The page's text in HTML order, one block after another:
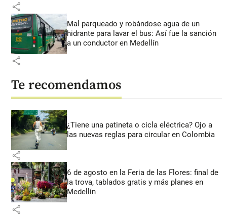
share
Mal parqueado y robándose agua de un
hidrante para lavar el bus: Así fue la sanción
a un conductor en Medellín
share
Te recomendamos
¿Tiene una patineta o cicla eléctrica? Ojo a
las nuevas reglas para circular en Colombia
share
6 de agosto en la Feria de las Flores: final de
la trova, tablados gratis y más planes en
Medellín
share